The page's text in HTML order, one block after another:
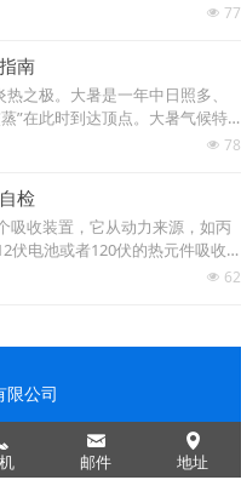
床被子可以减少行李。2.应该有
넶 77
南
之极。大暑是一年中日照多、
”在此时到达顶点。大暑气候特
台风频繁。那么作为房车的车
...
넶 78
检
吸收装置，它从动力来源，如丙
伏电池或者120伏的热元件吸收
的转化，来给食物等降温。因넶 62
限公司
낂
邮件
넹
地址